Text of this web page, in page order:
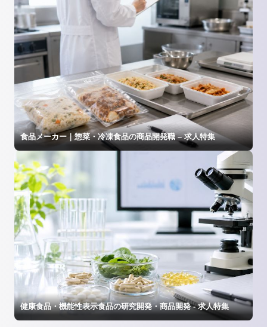
食品メーカー｜惣菜・冷凍食品の商品開発職 – 求人特集
健康食品・機能性表示食品の研究開発・商品開発 - 求人特集